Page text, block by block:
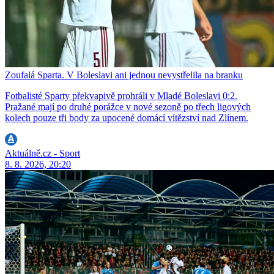
Zoufalá Sparta. V Boleslavi ani jednou nevystřelila na branku
Fotbalisté Sparty překvapivě prohráli v Mladé Boleslavi 0:2.
Pražané mají po druhé porážce v nové sezoně po třech ligových
kolech pouze tři body za upocené domácí vítězství nad Zlínem.
Aktuálně.cz - Sport
8. 8. 2026, 20:20